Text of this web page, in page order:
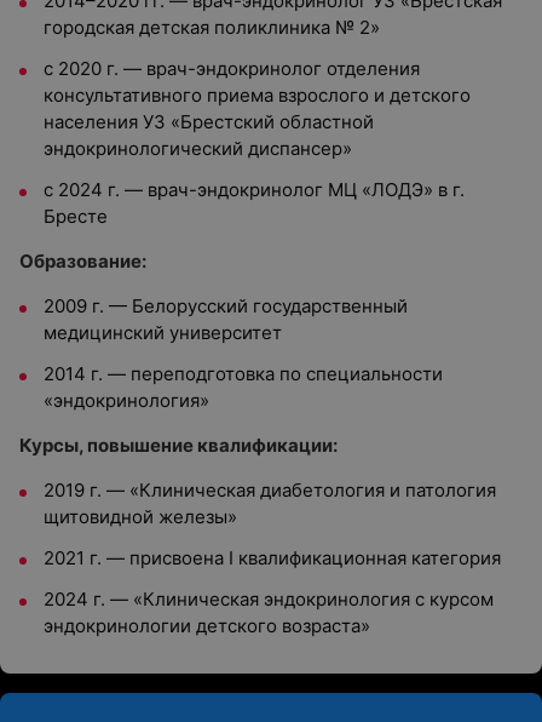
городская детская поликлиника № 2»
с 2020 г. — врач-эндокринолог отделения
консультативного приема взрослого и детского
населения УЗ «Брестский областной
эндокринологический диспансер»
с 2024 г. — врач-эндокринолог МЦ «ЛОДЭ» в г.
Бресте
Образование:
2009 г. — Белорусский государственный
медицинский университет
2014 г. — переподготовка по специальности
«эндокринология»
Курсы, повышение квалификации:
2019 г. — «Клиническая диабетология и патология
щитовидной железы»
2021 г. — присвоена I квалификационная категория
2024 г. — «Клиническая эндокринология с курсом
эндокринологии детского возраста»